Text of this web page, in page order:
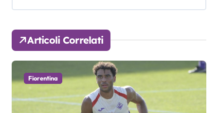
g
a
z
i
Articoli Correlati
Fiorentina